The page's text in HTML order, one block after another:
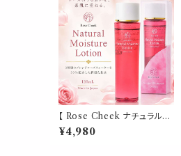
【 Rose Cheek ナチュラルモ
イスチャーローション 120mL
】1本 保湿化粧水 ローズウォ
¥4,980